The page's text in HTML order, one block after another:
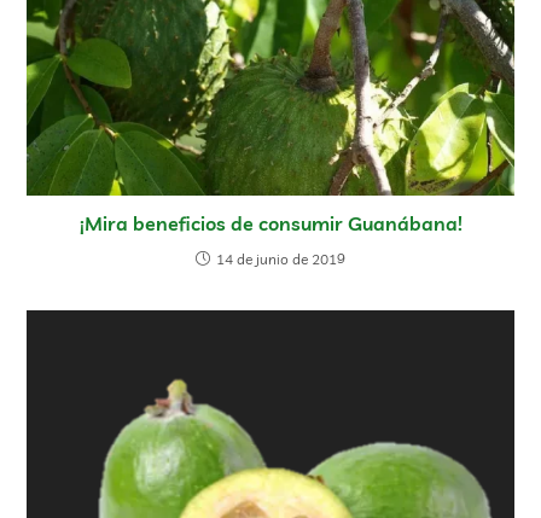
¡Mira beneficios de consumir Guanábana!
14 de junio de 2019